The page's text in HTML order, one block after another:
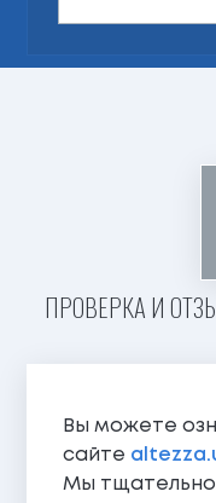
ПРОВЕРКА И
Вы можете
сайте
Мы